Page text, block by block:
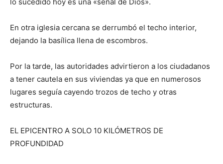
En otra iglesia cercana se derrumbó el techo interior,
dejando la basílica llena de escombros.
Por la tarde, las autoridades advirtieron a los ciudadanos
a tener cautela en sus viviendas ya que en numerosos
lugares seguía cayendo trozos de techo y otras
estructuras.
EL EPICENTRO A SOLO 10 KILÓMETROS DE
PROFUNDIDAD